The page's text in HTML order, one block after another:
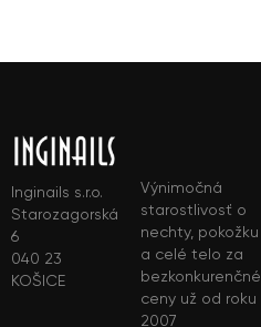
Inginails s.r.o.
Starozagorská
6
040 23
KOŠICE
Výnimočná
starostlivosť o
nechty, pokožku
a celé telo za
bezkonkurenčné
ceny už od roku
2007